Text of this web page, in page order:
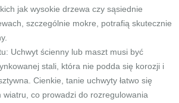
jak wysokie drzewa czy sąsiednie
szczególnie mokre, potrafią skutecznie
Uchwyt ścienny lub maszt musi być
stali, która nie podda się korozji i
Cienkie, tanie uchwyty łatwo się
co prowadzi do rozregulowania